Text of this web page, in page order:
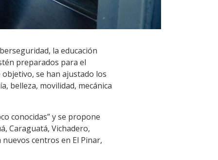
la educación
preparados para el
se han ajustado los
belleza, movilidad, mecánica
conocidas” y se propone
Caraguatá, Vichadero,
centros en El Pinar,